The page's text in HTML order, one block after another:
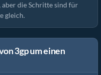
die Schritte sind für
gleich.
3gp um einen